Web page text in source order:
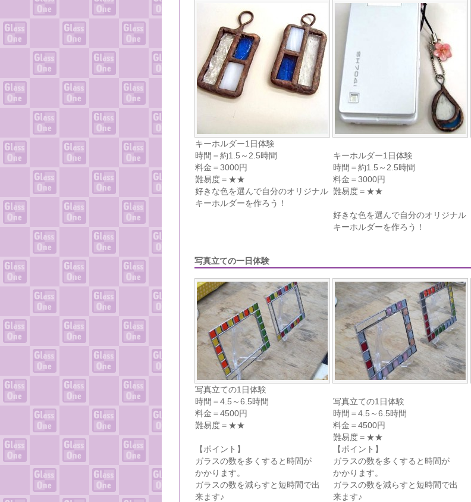
キーホルダー1日体験
時間＝約1.5～2.5時間
料金＝3000円
難易度＝★★
好きな色を選んで自分のオリジナル
キーホルダーを作ろう！
キーホルダー1日体験
時間＝約1.5～2.5時間
料金＝3000円
難易度＝★★
好きな色を選んで自分のオリジナル
キーホルダーを作ろう！
写真立ての一日体験
写真立ての1日体験
時間＝4.5～6.5時間
料金＝4500円
難易度＝★★
【ポイント】
ガラスの数を多くすると時間が
かかります。
ガラスの数を減らすと短時間で出
来ます♪
写真立ての1日体験
時間＝4.5～6.5時間
料金＝4500円
難易度＝★★
【ポイント】
ガラスの数を多くすると時間が
かかります。
ガラスの数を減らすと短時間で出
来ます♪